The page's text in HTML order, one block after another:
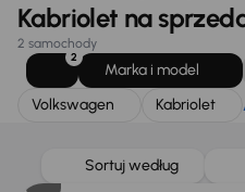
Kabriolet na
2 samochody
2
Marka i model
Volkswagen
Kabriolet
Sortuj według